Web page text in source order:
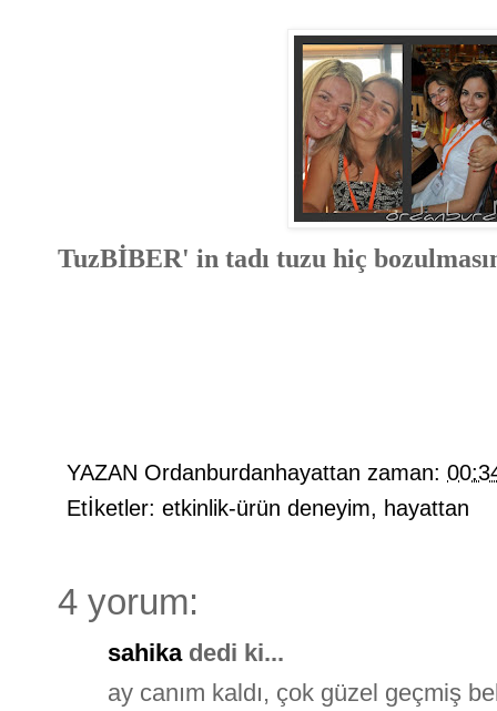
TuzBİBER' in tadı tuzu hiç
YAZAN Ordanburdanhayattan zaman:
Etİketler: etkinlik-ürün deneyim, hayattan
4 yorum:
sahikadedi ki...
ay canım kaldı, çok güzel geçmiş